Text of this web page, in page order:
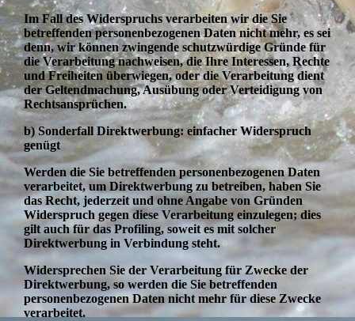
Im Fall des Widerspruchs verarbeiten wir die Sie
betreffenden personenbezogenen Daten nicht mehr, es sei
denn, wir können zwingende schutzwürdige Gründe für
die Verarbeitung nachweisen, die Ihre Interessen, Rechte
und Freiheiten überwiegen, oder die Verarbeitung dient
der Geltendmachung, Ausübung oder Verteidigung von
Rechtsansprüchen.
b) Sonderfall Direktwerbung: einfacher Widerspruch
genügt
Werden die Sie betreffenden personenbezogenen Daten
verarbeitet, um Direktwerbung zu betreiben, haben Sie
das Recht, jederzeit und ohne Angabe von Gründen
Widerspruch gegen diese Verarbeitung einzulegen; dies
gilt auch für das Profiling, soweit es mit solcher
Direktwerbung in Verbindung steht.
Widersprechen Sie der Verarbeitung für Zwecke der
Direktwerbung, so werden die Sie betreffenden
personenbezogenen Daten nicht mehr für diese Zwecke
verarbeitet.